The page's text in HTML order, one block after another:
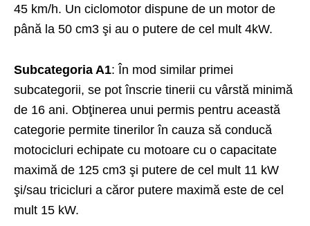
45 km/h. Un ciclomotor dispune de un motor de
până la 50 cm3 şi au o putere de cel mult 4kW.
Subcategoria A1: În mod similar primei
subcategorii, se pot înscrie tinerii cu vârstă minimă
de 16 ani. Obţinerea unui permis pentru această
categorie permite tinerilor în cauza să conducă
motocicluri echipate cu motoare cu o capacitate
maximă de 125 cm3 şi putere de cel mult 11 kW
şi/sau tricicluri a căror putere maximă este de cel
mult 15 kW.